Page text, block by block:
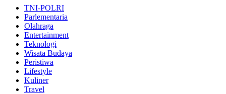
TNI-POLRI
Parlementaria
Olahraga
Entertainment
Teknologi
Wisata Budaya
Peristiwa
Lifestyle
Kuliner
Travel